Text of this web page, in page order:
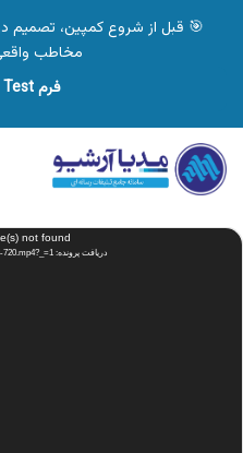
مخاطب
فرم Quick Ad Test
نمایشگر
ویدیو not found
دریافت پرونده: https://cdn.mediaarshiv.ir/uploads/2025/12/de041046-003_MP4-720.mp4?_=1